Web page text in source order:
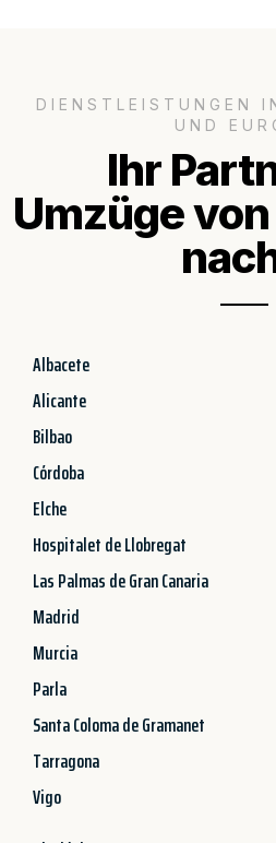
DIENSTLEISTUNGEN
UND
Ihr
Umzüge
Albacete
Alicante
Bilbao
Córdoba
Elche
Hospitalet de Llobregat
Las Palmas de Gran Canaria
Madrid
Murcia
Parla
Santa Coloma de Gramanet
Tarragona
Vigo